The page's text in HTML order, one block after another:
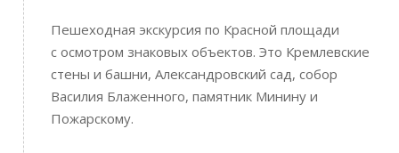
Пешеходная экскурсия по Красной площади
с осмотром знаковых объектов. Это Кремлевские
стены и башни, Александровский сад, собор
Василия Блаженного, памятник Минину и
Пожарскому.